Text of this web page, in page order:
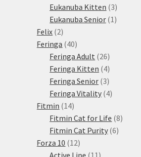
Eukanuba Kitten 33
produkty
Eukanuba Senior 1 1
Felix 22
produkty
Feringa 4040
produktů
Feringa Adult 2626
produktů
Feringa Kitten 44
produkty
Feringa Senior 33
produkty
Feringa Vitality 44
Fitmin 1414
produktů
Fitmin Cat for Life 88
Fitmin Cat Purity 66
Forza 10 1212
produktů
Active Line 11 11